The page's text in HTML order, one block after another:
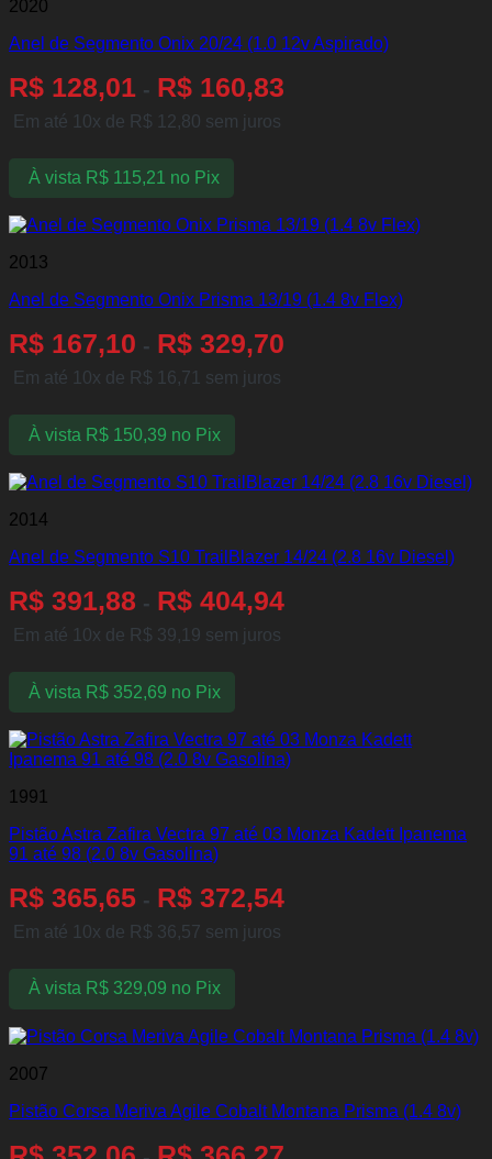
2020
Anel de Segmento Onix 20/24 (1.0 12v Aspirado)
R$ 128,01 - R$ 160,83
Em até 10x de R$ 12,80 sem juros
À vista R$115,21 no Pix
2013
Anel de Segmento Onix Prisma 13/19 (1.4 8v Flex)
R$ 167,10 - R$ 329,70
Em até 10x de R$ 16,71 sem juros
À vista R$150,39 no Pix
2014
Anel de Segmento S10 TrailBlazer 14/24 (2.8 16v Diesel)
R$ 391,88 - R$ 404,94
Em até 10x de R$ 39,19 sem juros
À vista R$352,69 no Pix
1991
Pistão Astra Zafira Vectra 97 até 03 Monza Kadett Ipanema
91 até 98 (2.0 8v Gasolina)
R$ 365,65 - R$ 372,54
Em até 10x de R$ 36,57 sem juros
À vista R$329,09 no Pix
2007
Pistão Corsa Meriva Agile Cobalt Montana Prisma (1.4 8v)